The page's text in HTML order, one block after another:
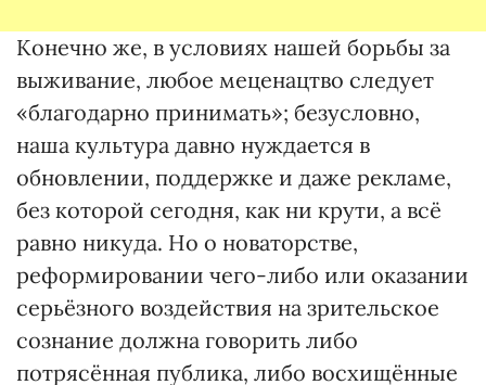
Конечно же, в условиях нашей борьбы за
выживание, любое меценацтво следует
«благодарно принимать»; безусловно,
наша культура давно нуждается в
обновлении, поддержке и даже рекламе,
без которой сегодня, как ни крути, а всё
равно никуда. Но о новаторстве,
реформировании чего-либо или оказании
серьёзного воздействия на зрительское
сознание должна говорить либо
потрясённая публика, либо восхищённые